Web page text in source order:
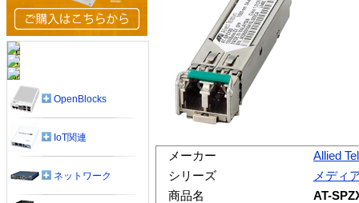
メーカー
Allied
シリーズ
メディ
商品名
AT-
OpenBlocks
IoT関連
ネットワーク